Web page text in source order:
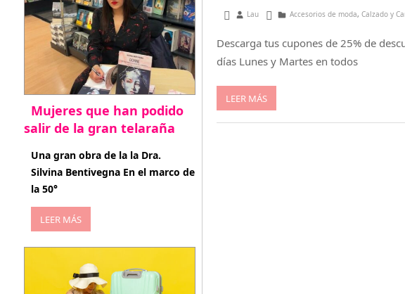
febrero 1, 2013
Lau Accesorios de moda, Calzado y
Descarga tus cupones de 25% de
días Lunes y Martes en todos
LEER MÁS
Mujeres que han podido
salir de la gran telaraña
abril 29, 2026
Una gran obra de la la Dra.
Silvina Bentivegna En el marco de
la 50°
LEER MÁS